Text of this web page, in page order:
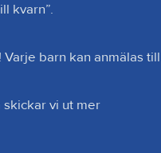
kvarn”.
barn kan anmälas till
vi ut mer